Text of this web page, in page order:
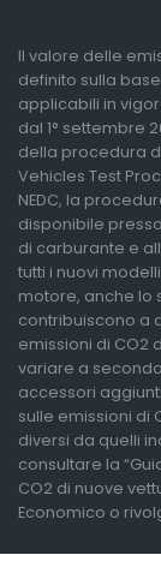
Il valore delle
definito sulla
applicabili in
dal 1° settembre
della procedura
Vehicles Test
NEDC, la
disponibile
di carburante e
tutti i nuovi
motore, anche lo
contribuiscono a
emissioni di CO2
variare a
accessori
sulle emissioni di
diversi da quelli
consultare la
CO2 di nuove
Economico o